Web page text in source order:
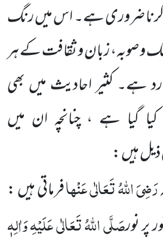
کرنا ضروری ہے۔ اس میں رنگ
و صوبہ، زبان و ثقافت کے ہر
ہے۔ کثیر احادیث میں بھی
گیا ہے ، چنانچہ ان میں
ہیں :
رَضِیَ اللہُ تَعَالٰی عَنْہافرماتی ہیں :
نورصَلَّی اللہُ تَعَالٰی عَلَیْہِ وَاٰلِہٖ